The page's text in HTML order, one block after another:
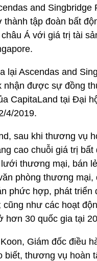
and Singbridge
thành tập đoàn bất
Á với giá trị tài
lại Ascendas and
nhận được sự đồng
CapitaLand tại Đại
4/2019.
sau khi thương vụ
cao chuỗi giá trị bất
thương mại, bán
phòng thương mại,
phức hợp, phát triển
như các hoạt
hơn 30 quốc gia tại
Giám đốc điều
biết, thương vụ hoàn